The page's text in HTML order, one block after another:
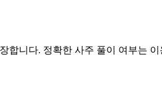
합니다. 정확한 사주 풀이 여부는